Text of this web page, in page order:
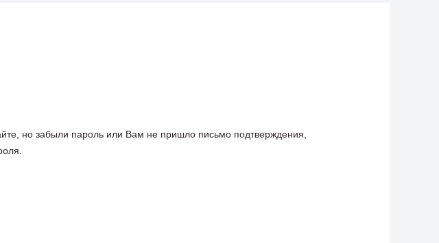
но забыли пароль или Вам не пришло письмо подтверждения,